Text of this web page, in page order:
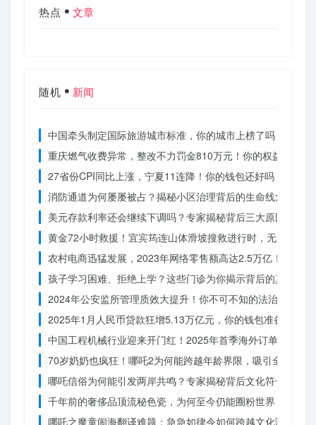
热点 文章
随机 新闻
中国牵头制定国际旅游城市标准，你的城市上榜了吗？
重庆燃气收费异常，整改不力罚金810万元！你的权益被侵犯
27省份CPI同比上涨，宁夏11连降！你的钱包还好吗？
消防通道为何屡屡被占？揭秘小区治理背后的生命线危机
美元存款利率还会继续下调吗？专家揭秘背后三大原因
黄金72小时救援！宜宾筠连山体滑坡搜救进行时，无人机遥
农村电商迅猛发展，2023年网络零售额高达2.5万亿！你还在
孩子学习困难、拒绝上学？这些门诊为你揭示背后的真相
2024年公安监所管理质效大提升！你不可不知的法治文明新
2025年1月人民币贷款狂增5.13万亿元，你的钱包准备好了吗
中国工程机械行业迎来开门红！2025年首季海外订单激增，
70岁奶奶也疯狂！哪吒2为何能跨越年龄界限，吸引全民观影
哪吒信俗为何能引发两岸共鸣？专家揭秘背后文化符号的力量
千年前的奢侈品顶流秘色瓷，为何至今仍能圈粉世界？揭秘
哪吒之魔童闹海翻译难题：急急如律令如何跨越文化鸿沟？